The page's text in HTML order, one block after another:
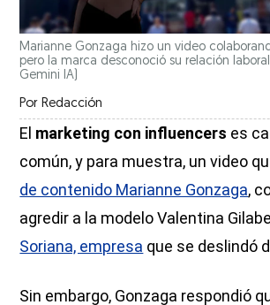
Marianne Gonzaga hizo un video
pero la marca desconoció su relación
Gemini IA)
Por Redacción
El marketing con influencers es
común, y para muestra, un video
de contenido Marianne Gonzaga,
agredir a la modelo Valentina
Soriana, empresa que se deslindó
Sin embargo, Gonzaga respondió